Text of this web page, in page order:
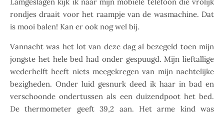
rondjes draait voor het raampje van de wasmachine. Dat
is mooi balen! Kan er ook nog wel bij.
Vannacht was het lot van deze dag al bezegeld toen mijn
jongste het hele bed had onder gespuugd. Mijn lieftallige
wederhelft heeft niets meegekregen van mijn nachtelijke
bezigheden. Onder luid gesnurk deed ik haar in bad en
verschoonde ondertussen als een duizendpoot het bed.
De thermometer geeft 39,2 aan. Het arme kind was